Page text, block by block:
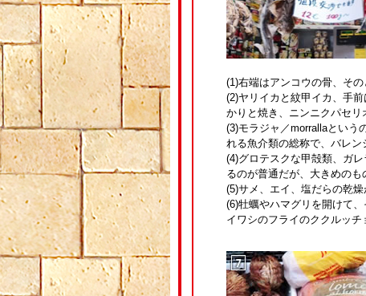
(1)右端はアンコウの骨、そ
(2)ヤリイカと紋甲イカ、手
かりと焼き、ニンニクパセリ
(3)モラジャ／morrallaという
れる魚介類の総称で、バレン
(4)グロテスクな甲殻類、ガ
るのが普通だが、大きめのも
(5)サメ、エイ、塩だらの乾
(6)牡蠣やハマグリを開けて
イワシのフライのククルッチ